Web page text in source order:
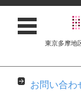
東京多摩地
お問い合わ